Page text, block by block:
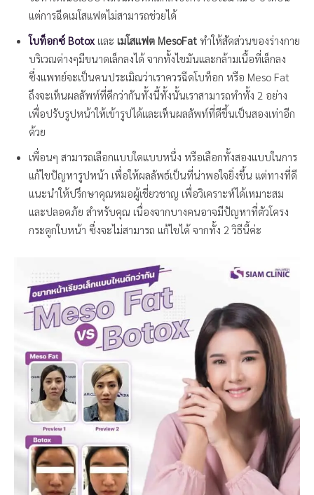
แต่การฉีดเมโสแฟตไม่สามารถช่วยได้
โบท็อกซ์ Botox และ เมโสแฟต MesoFat ทำให้สัดส่วนของร่างกาย
บริเวณต่างๆมีขนาดเล็กลงได้ จากทั้งไขมันและกล้ามเนื้อที่เล็กลง
ซึ่งแพทย์จะเป็นคนประเมิณว่าเราควรฉีดโบท็อก หรือ Meso Fat
ถึงจะเห็นผลลัพท์ที่ดีกว่ากันทั้งนี้ทั้งนั้นเราสามารถทำทั้ง 2 อย่าง
เพื่อปรับรูปหน้าให้เข้ารูปได้และเห็นผลลัพท์ที่ดีขึ้นเป็นสองเท่าอีก
ด้วย
เพื่อนๆ สามารถเลือกแบบใดแบบหนึ่ง หรือเลือกทั้งสองแบบในการ
แก้ไขปัญหารูปหน้า เพื่อให้ผลลัพธ์เป็นที่น่าพอใจยิ่งขึ้น แต่ทางที่ดี
แนะนำให้ปรึกษาคุณหมอผู้เชี่ยวชาญ เพื่อวิเคราะห์ได้เหมาะสม
และปลอดภัย สำหรับคุณ เนื่องจากบางคนอาจมีปัญหาที่ตัวโครง
กระดูกใบหน้า ซึ่งจะไม่สามารถ แก้ไขได้ จากทั้ง 2 วิธีนี้ค่ะ